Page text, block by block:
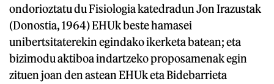
ondorioztatu du Fisiologia katedradun Jon Irazustak
(Donostia, 1964) EHUk beste hamasei
unibertsitaterekin egindako ikerketa batean; eta
bizimodu aktiboa indartzeko proposamenak egin
zituen joan den astean EHUk eta Bidebarrieta